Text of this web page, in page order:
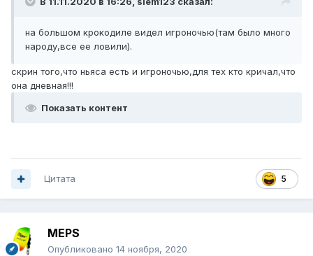
на большом крокодиле видел игроночью(там было много
народу,все ее ловили).
скрин того,что ньяса есть и игроночью,для тех кто кричал,что
она дневная!!!
Показать контент
5
Цитата
MEPS
Опубликовано 14 ноября, 2020